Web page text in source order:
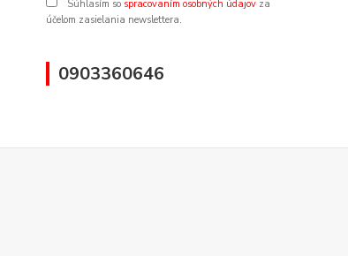
Súhlasím so spracovaním osobných údajov za
účelom zasielania newslettera.
0903360646